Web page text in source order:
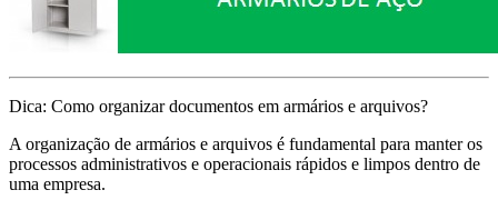
Dica: Como organizar documentos em armários e arquivos?
A organização de armários e arquivos é fundamental para manter os
processos administrativos e operacionais rápidos e limpos dentro de
uma empresa.